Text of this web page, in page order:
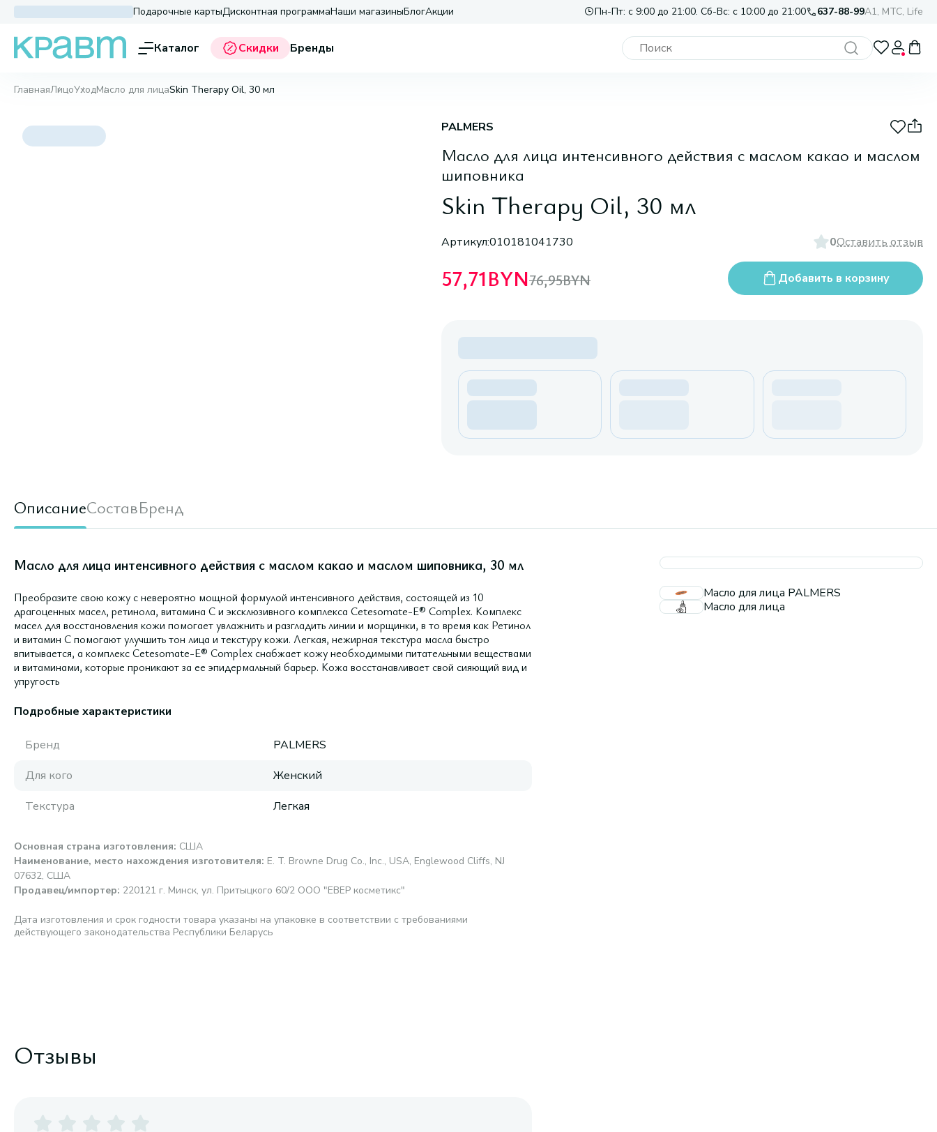
Подарочные картыДисконтная программаНаши магазиныБлогАкции Пн-Пт: с 9:00 до 21:00. Сб-Вс: с 10:00 до 21:00 637-88-99A1, МТС, Life
Каталог Скидки Бренды
ГлавнаяЛицоУходМасло для лицаSkin Therapy Oil, 30 мл
PALMERS
Масло для лица интенсивного действия с маслом какао и маслом
шиповника
Skin Therapy Oil, 30 мл
Артикул:010181041730 0Оставить отзыв
57,71BYN76,95BYN Добавить в корзину
ОписаниеСоставБренд
Масло для лица интенсивного действия с маслом какао и маслом шиповника, 30 мл
Преобразите свою кожу с невероятно мощной формулой интенсивного действия, состоящей из 10
драгоценных масел, ретинола, витамина С и эксклюзивного комплекса Cetesomate-E® Complex. Комплекс
масел для восстановления кожи помогает увлажнить и разгладить линии и морщинки, в то время как Ретинол
и витамин С помогают улучшить тон лица и текстуру кожи. Легкая, нежирная текстура масла быстро
впитывается, а комплекс Cetesomate-E® Complex снабжает кожу необходимыми питательными веществами
и витаминами, которые проникают за ее эпидермальный барьер. Кожа восстанавливает свой сияющий вид и
упругость
Подробные характеристики
Бренд
PALMERS
Для кого
Женский
Текстура
Легкая
Основная страна изготовления: CША
Наименование, место нахождения изготовителя: E. T. Browne Drug Co., Inc., USA, Englewood Cliffs, NJ
07632, США
Продавец/импортер: 220121 г. Минск, ул. Притыцкого 60/2 ООО "ЕВЕР косметикс"
Дата изготовления и срок годности товара указаны на упаковке в соответствии с требованиями
действующего законодательства Республики Беларусь
Масло для лица PALMERS
Масло для лица
Отзывы